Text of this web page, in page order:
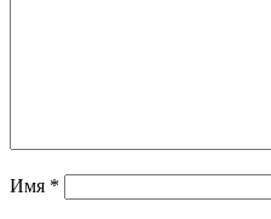
Имя *